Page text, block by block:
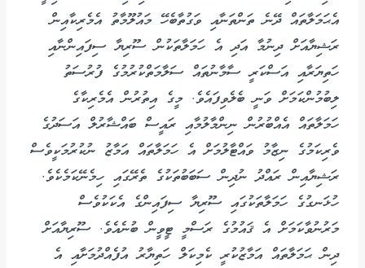
އެޙަމަލާތައް ދޭނެ ތަންތަނާއި ވަގުތާބެހޭ މައުލޫމާތު އެމެރިކާއިން
ރަޝިޔާއަށް ދިނުމާ އަދި އެ ހަމަލާތަކުން ސޫރިޔާ ސިފައިންނާއި
ހަތިޔަރާއި އަސްކަރީ ސާމާނުތައް ސަލާމަތްކުރުމުގެ ފުރުސަތު
ލިބުމުންކަމަށް ވަނީ ބެލެވިފައެވެ. މީގެ އިތުރުން އެމެރިކާގެ
ހަމަލާތައް އެއްބުރުން ނިންމާލުމާއި ރައީސް ބައްޝާރުލް އަސަދުގެ
ވެރިކަމުގެ ނިޒާމު ވައްޓާލުމަށް އެ ހަމަލާތައް އަމާޒު ނުކުރުމަކީވެސް
ރަޝިޔާއިން ރައްދު ނުދިން ސަބަބުތަކުގެ ތެރޭގައި ހިމެނޭކަމެކެވެ.
ހުޅަނގުގެ ހަމަލާތަކުގައި ސޫރިޔާ ސިފައިންގެ އެކަކުވެސް
މަރުނުވާކަމަށް އެ ޤައުމުގެ ރަސްމީ ޓީވީން ބުނެއެވެ. ސޫރިޔާއަށް
ދިން ޙަމަލާތައް އަމާޒުކުރީ ކެމިކަލް ހަތިޔާރު އުފެއްދުމަށާއި އެ